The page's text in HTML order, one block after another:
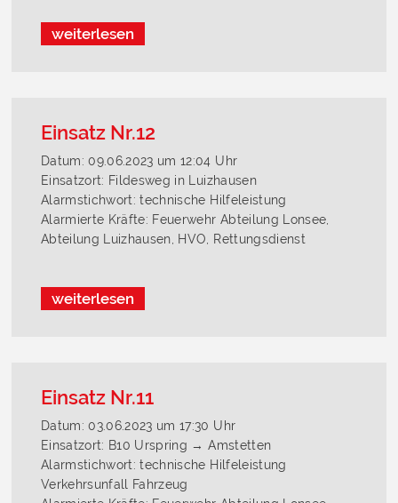
weiterlesen
Einsatz Nr.12
Datum: 09.06.2023 um 12:04 Uhr
Einsatzort: Fildesweg in Luizhausen
Alarmstichwort: technische Hilfeleistung
Alarmierte Kräfte: Feuerwehr Abteilung Lonsee,
Abteilung Luizhausen, HVO, Rettungsdienst
weiterlesen
Einsatz Nr.11
Datum: 03.06.2023 um 17:30 Uhr
Einsatzort: B10 Urspring → Amstetten
Alarmstichwort: technische Hilfeleistung
Verkehrsunfall Fahrzeug